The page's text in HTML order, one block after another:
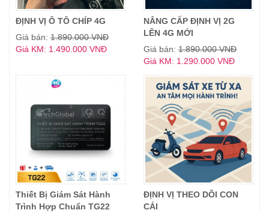
ĐỊNH VỊ Ô TÔ CHÍP 4G
Giá bán: 1.890.000 VNĐ
Giá KM: 1.490.000 VNĐ
NÂNG CẤP ĐỊNH VỊ 2G
LÊN 4G MỚI
Giá bán: 1.890.000 VNĐ
Giá KM: 1.290.000 VNĐ
Thiết Bị Giám Sát Hành
Trình Hợp Chuẩn TG22
ĐỊNH VỊ THEO DÕI CON
CÁI